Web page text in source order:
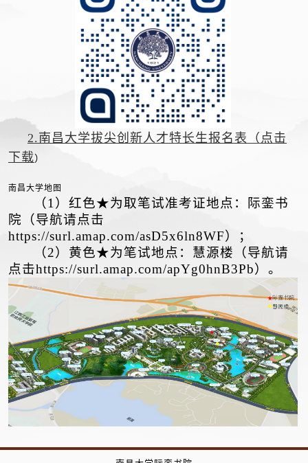
2.南昌大学拔尖创新人才特长生报名表（点击
下载）
南昌大学地图
（1）红色★为取笔试准考证地点：际銮书
院 （导航请点击
https://surl.amap.com/asD5x6ln8WF）
；
（2） 黄色★为笔试地点：慧源楼
（导航请
点击https://surl.amap.com/apYg0hnB3Pb）。